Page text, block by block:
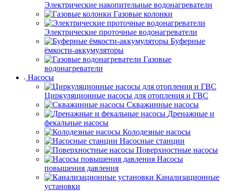
Электрические накопительные водонагреватели
Газовые колонки
Электрические проточные водонагреватели
Буферные
ёмкости-аккумуляторы
Газовые
водонагреватели
Насосы
Циркуляционные насосы для отопления и ГВС
Скважинные насосы
Дренажные и
фекальные насосы
Колодезные насосы
Насосные станции
Поверхностные насосы
Насосы
повышения давления
Канализационные
установки